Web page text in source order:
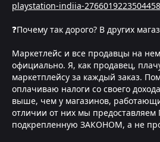
playstation-indiia-2766019223504458
❓Почему так дорого? В других
Маркетлейс и все продавцы на
официально. Я, как продавец,
маркетплейсу за каждый заказ.
оплачиваю налоги со своего
выше, чем у магазинов,
отличии от них мы
подкрепленную ЗАКОНОМ, а не